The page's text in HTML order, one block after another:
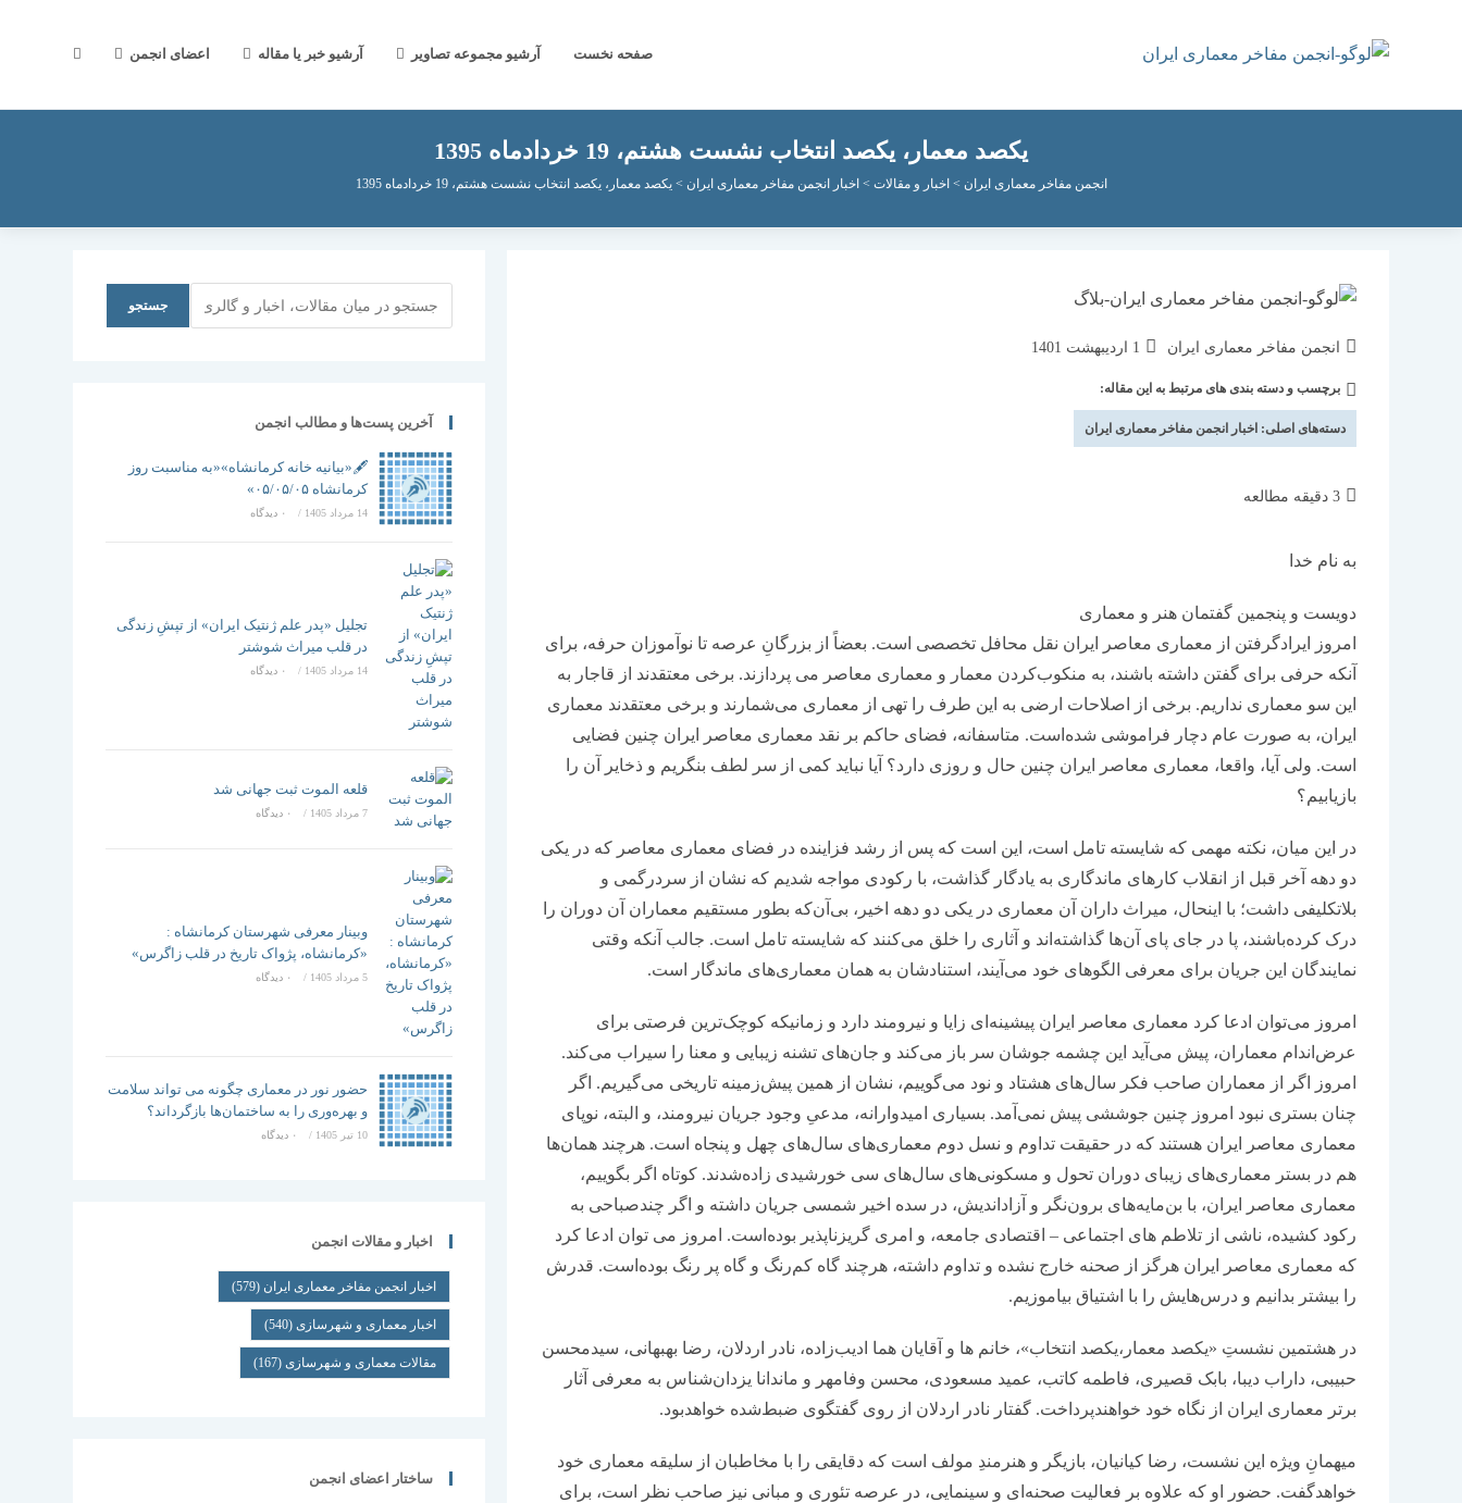
صفحه نخست آرشیو مجموعه تصاویر آرشیو خبر یا مقاله اعضای انجمن جستجوی
یکصد معمار،‌ یکصد انتخاب نشست هشتم، 19 خردادماه 1395
انجمن مفاخر معماری ایران > اخبار و مقالات > اخبار انجمن مفاخر معماری ایران >یکصد معمار،‌ یکصد انتخاب نشست هشتم، 19 خردادماه 1395
نویسندهٔ
انجمن مفاخر معماری ایران
نوشته
شده
است:
1 اردیبهشت 1401
دسته‌
نوشته:
برچسب و دسته بندی های مرتبط به این مقاله:
دسته‌های اصلی: اخبار انجمن مفاخر معماری ایران
زمان
3 دقیقه مطالعه
به نام خدا
دویست و پنجمین گفتمان هنر و معماری
امروز ایرادگرفتن از معماری معاصر ایران نقل محافل تخصصی است. بعضاً از بزرگانِ عرصه تا نوآموزان حرفه، برای
آنکه حرفی برای گفتن داشته باشند، به منکوب‌کردن معمار و معماری معاصر می‌ پردازند. برخی معتقدند از قاجار به
این سو معماری نداریم. برخی از اصلاحات ارضی به این طرف را تهی از معماری می‌شمارند و برخی معتقدند معماری
ایران، به صورت عام دچار فراموشی شده‌است. متاسفانه، فضای حاکم بر نقد معماری معاصر ایران چنین فضایی
است. ولی آیا، واقعا، معماری معاصر ایران چنین حال و روزی دارد؟ آیا نباید کمی از سر لطف بنگریم و ذخایر آن را
بازیابیم؟
در این میان، نکته مهمی که شایسته تامل است، این است که پس از رشد فزاینده در فضای معماری معاصر که در یکی
دو دهه آخر قبل از انقلاب کارهای ماندگاری به یادگار گذاشت،‌ با رکودی مواجه شدیم که نشان از سردرگمی و
بلاتکلیفی داشت؛ با اینحال، ‌میراث داران آن معماری در یکی دو دهه اخیر، بی‌آن‌که بطور مستقیم معماران آن دوران را
درک کرده‌باشند، پا در جای پای آن‌ها گذاشته‌اند و آثاری را خلق می‌کنند که شایسته تامل است. جالب آنکه وقتی
نمایندگان این جریان برای معرفی الگوهای خود می‌آیند، استنادشان به همان معماری‌های ماندگار است.
امروز می‌توان ادعا کرد معماری معاصر ایران پیشینه‌ای زایا و نیرومند دارد و زمانیکه کوچک‌ترین فرصتی برای
عرض‌اندام معماران، پیش می‌آید این چشمه جوشان سر باز می‌کند و جان‌های تشنه زیبایی و معنا را سیراب می‌کند.
امروز اگر از معماران صاحب فکر سال‌های هشتاد و نود می‌گوییم، نشان از همین پیش‌زمینه تاریخی می‌گیریم. اگر
چنان بستری نبود امروز چنین جوششی پیش نمی‌آمد. بسیاری امیدوارانه، مدعیِ وجود جریان نیرومند، و البته، نوپای
معماری معاصر ایران هستند که در حقیقت تداوم و نسل دوم معماری‌های سال‌های چهل و پنجاه است. هرچند همان‌ها
هم در بستر معماری‌های زیبای دوران تحول و مسکونی‌های سال‌های سی خورشیدی زاده‌شدند. کوتاه اگر بگوییم،
معماری معاصر ایران، با بن‌مایه‌های برون‌نگر و آزاداندیش، در سده اخیر شمسی جریان داشته و اگر چندصباحی به
رکود کشیده، ناشی از تلاطم های اجتماعی – اقتصادی جامعه، و امری گریزناپذیر بوده‌است. امروز می توان ادعا کرد
که معماری معاصر ایران هرگز از صحنه خارج نشده و تداوم داشته، هرچند گاه کم‌رنگ و گاه پر رنگ بوده‌است. قدرش
را بیشتر بدانیم و درس‌هایش را با اشتیاق بیاموزیم.
در هشتمین نشستِ «یکصد معمار،‌یکصد انتخاب»، خانم ها و آقایان هما ادیب‌زاده، نادر اردلان، رضا بهبهانی، سیدمحسن
حبیبی، داراب دیبا، بابک قصیری، فاطمه کاتب، عمید مسعودی، محسن وفامهر و ماندانا یزدان‌شناس به معرفی آثار
برتر معماری ایران از نگاه خود خواهندپرداخت. گفتار نادر اردلان از روی گفتگوی ضبط‌شده خواهدبود.
میهمانِ ویژه این نشست، رضا کیانیان، بازیگر و هنرمندِ مولف است که دقایقی را با مخاطبان از سلیقه معماری خود
خواهدگفت. حضور او که علاوه بر فعالیت صحنه‌ای و سینمایی، در عرصه تئوری و مبانی نیز صاحب نظر است، برای
جستجو
آخرین پست‌ها و مطالب انجمن
🖋️«بیانیه خانه کرمانشاه»«به مناسبت روز
کرمانشاه ۰۵/۰۵/۰۵»
14 مرداد 1405 / ۰ دیدگاه
تجلیل «پدر علم ژنتیک ایران» از تپشِ زندگی
در قلب میراث شوشتر
14 مرداد 1405 / ۰ دیدگاه
قلعه الموت ثبت جهانی شد
7 مرداد 1405 / ۰ دیدگاه
وبینار معرفی شهرستان کرمانشاه :
«کرمانشاه، پژواک تاریخ در قلب زاگرس»
5 مرداد 1405 / ۰ دیدگاه
حضور نور در معماری چگونه می تواند سلامت
و بهره‌وری را به ساختمان‌ها بازگرداند؟
10 تیر 1405 / ۰ دیدگاه
اخبار و مقالات انجمن
اخبار انجمن مفاخر معماری ایران (579)
اخبار معماری و شهرسازی(540)
مقالات معماری و شهرسازی(167)
ساختار اعضای انجمن